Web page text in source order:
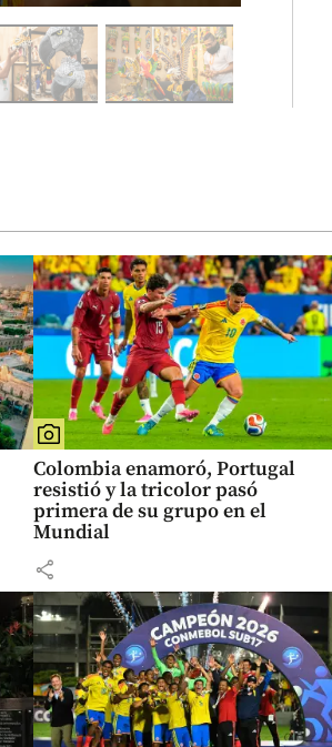
Colombia enamoró, Portugal
resistió y la tricolor pasó
primera de su grupo en el
Mundial
share